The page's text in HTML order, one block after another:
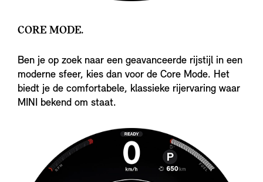
CORE MODE.
Ben je op zoek naar een geavanceerde rijstijl in een
moderne sfeer, kies dan voor de Core Mode. Het
biedt je de comfortabele, klassieke rijervaring waar
MINI bekend om staat.